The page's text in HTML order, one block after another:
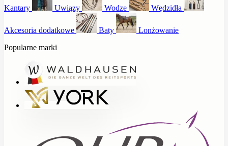
Kantary Uwiązy Wodze Wędzidła
Akcesoria dodatkowe Baty
Lonżowanie
Popularne marki